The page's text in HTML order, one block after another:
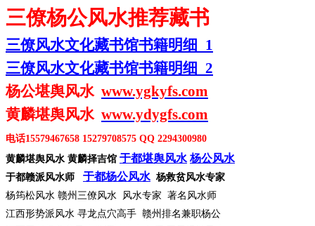
三僚杨公风水推荐藏书
三僚风水文化藏书馆书籍明细
1
三僚风水文化藏书馆书籍明细 2
杨公堪舆风水 www.ygkyfs.com
黄麟堪舆风水 www.ydygfs.com
电话15579467658 15279708575 QQ 2294300980
黄麟堪舆风水黄麟择吉馆 于都堪舆风水 杨公风水
于都赣派风水师 于都杨公风水杨救贫风水专家
杨筠松风水 赣州三僚风水 风水专家 著名风水师
江西形势派风水 寻龙点穴高手 赣州排名兼职杨公